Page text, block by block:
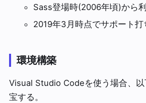
Sass登場時(2006年頃)から
2019年3月時点でサポート打
環境構築
Visual Studio Codeを使う場合、
宝する。